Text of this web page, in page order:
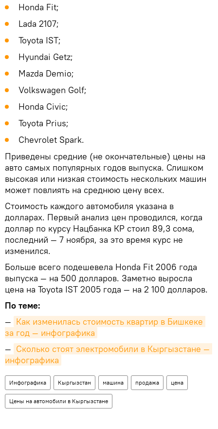
Honda Fit;
Lada 2107;
Toyota IST;
Hyundai Getz;
Mazda Demio;
Volkswagen Golf;
Honda Civic;
Toyota Prius;
Chevrolet Spark.
Приведены средние (не окончательные) цены на
авто самых популярных годов выпуска. Слишком
высокая или низкая стоимость нескольких машин
может повлиять на среднюю цену всех.
Стоимость каждого автомобиля указана в
долларах. Первый анализ цен проводился, когда
доллар по курсу Нацбанка КР стоил 89,3 сома,
последний — 7 ноября, за это время курс не
изменился.
Больше всего подешевела Honda Fit 2006 года
выпуска — на 500 долларов. Заметно выросла
цена на Toyota IST 2005 года — на 2 100 долларов.
По теме:
— Как изменилась стоимость квартир в Бишкеке
за год — инфографика
— Сколько стоят электромобили в Кыргызстане —
инфографика
Инфографика Кыргызстан машина продажа цена
Цены на автомобили в Кыргызстане